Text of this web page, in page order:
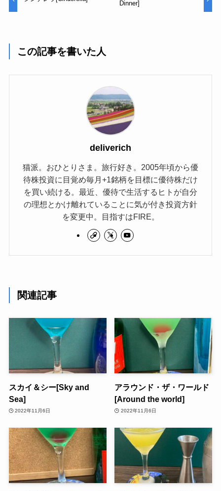
Dinner]
この記事を書いた人
deliverich
猫派。おひとりさま。旅行好き。2005年頃から優
待株投資に目覚め毎月+1銘柄を目標に優待株だけ
を買い続ける。最近、優待で生活するヒトが自分
の理想とかけ離れていることに気が付き投資方針
を変更中。目指すはFIRE。
関連記事
スカイ＆シー[Sky and
Sea]
2022年11月6日
アラウンド・ザ・ワールド
[Around the world]
2022年11月6日